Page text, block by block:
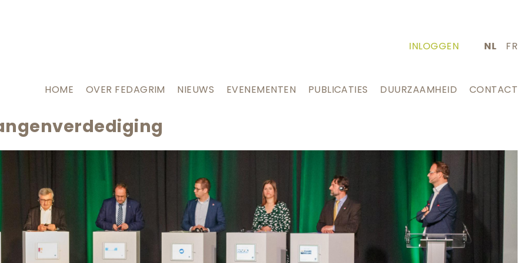
INLOGGEN NL FR
HOME OVER FEDAGRIM NIEUWS EVENEMENTEN PUBLICATIES DUURZAAMHEID CONTACT